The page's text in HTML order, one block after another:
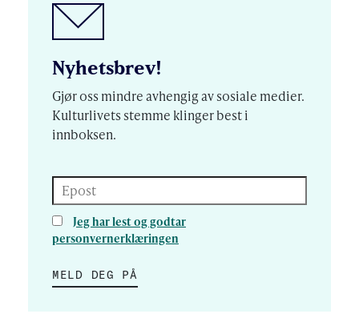
Nyhetsbrev!
Gjør oss mindre avhengig av sosiale medier.
Kulturlivets stemme klinger best i
innboksen.
Epost
Jeg har lest og godtar
personvernerklæringen
MELD DEG PÅ